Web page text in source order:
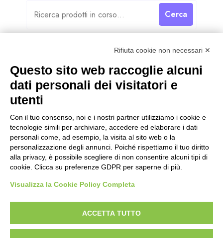
Cerca
Categorie
Categorie
Designed With Love by:Digital Forge Verona
Rifiuta cookie non necessari ✕
Questo sito web raccoglie alcuni
dati personali dei visitatori e
utenti
Con il tuo consenso, noi e i nostri partner utilizziamo i cookie e
tecnologie simili per archiviare, accedere ed elaborare i dati
personali come, ad esempio, la visita al sito web o la
personalizzazione degli annunci. Poiché rispettiamo il tuo diritto
alla privacy, è possibile scegliere di non consentire alcuni tipi di
cookie. Clicca su preferenze GDPR per saperne di più.
Visualizza la Cookie Policy Completa
ACCETTA TUTTO